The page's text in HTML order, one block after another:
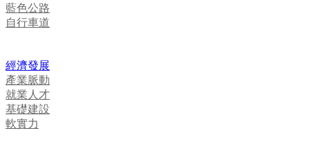
藍色公路
自行車道
經濟發展
產業脈動
就業人才
基礎建設
軟實力